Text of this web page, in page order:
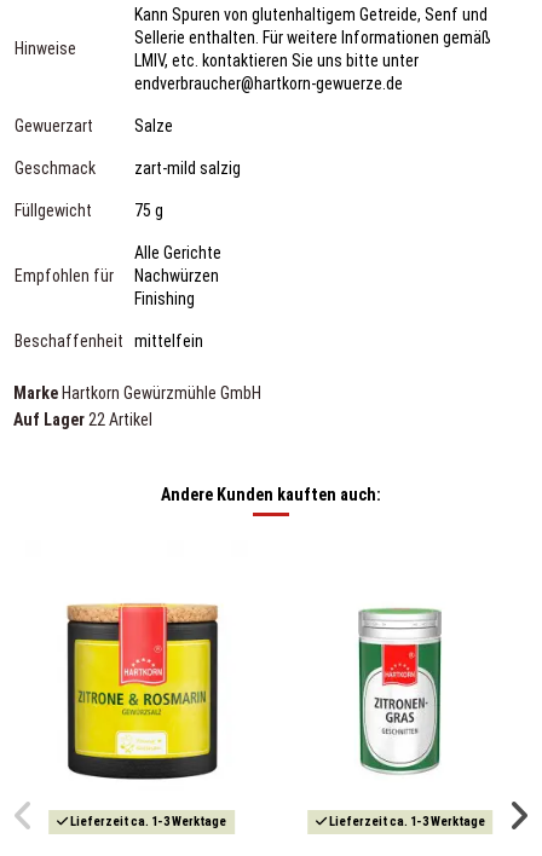
Hinweise
Kann Spuren von glutenhaltigem Getreide, Senf und
Sellerie enthalten. Für weitere Informationen gemäß
LMIV, etc. kontaktieren Sie uns bitte unter
endverbraucher@hartkorn-gewuerze.de
Gewuerzart Salze
Geschmack zart-mild salzig
Füllgewicht 75 g
Empfohlen für
Alle Gerichte
Nachwürzen
Finishing
Beschaffenheit mittelfein
Marke Hartkorn Gewürzmühle GmbH
Auf Lager 22 Artikel
Andere Kunden kauften auch:
Lieferzeit ca. 1-3 Werktage Lieferzeit ca. 1-3 Werktage